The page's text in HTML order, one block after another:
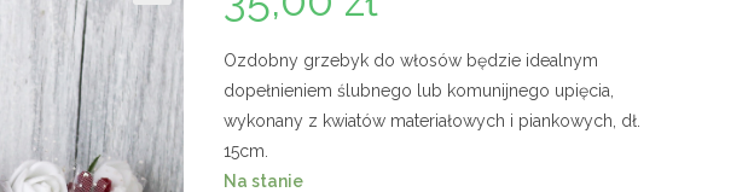
Ozdobny grzebyk do włosów będzie idealnym
dopełnieniem ślubnego lub komunijnego upięcia,
wykonany z kwiatów materiałowych i piankowych, dł.
15cm.
Na stanie